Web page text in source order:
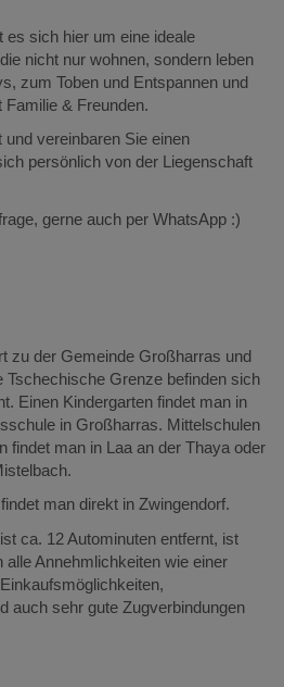
sich hier um eine ideale
nicht nur wohnen, sondern leben
zum Toben und Entspannen und
& Freunden.
vereinbaren Sie einen
persönlich von der Liegenschaft
gerne auch per WhatsApp :)
zu der Gemeinde Großharras und
Tschechische Grenze befinden sich
Einen Kindergarten findet man in
in Großharras. Mittelschulen
findet man in Laa an der Thaya oder
man direkt in Zwingendorf.
ca. 12 Autominuten entfernt, ist
Annehmlichkeiten wie einer
auch sehr gute Zugverbindungen